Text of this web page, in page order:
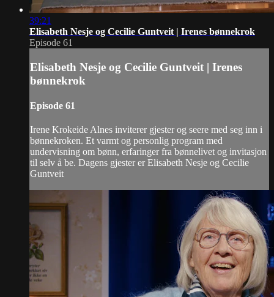
39:21
Elisabeth Nesje og Cecilie Guntveit | Irenes bønnekrok
Episode 61
Elisabeth Nesje og Cecilie Guntveit | Irenes
bønnekrok
Episode 61
Irene Krokeide Alnes inviterer gjester og seere med seg inn i
bønnekroken. Et varmt og personlig program med
undervisning om bønn, erfaringer fra bønnelivet og invitasjon
til selv å be. Dagens gjester er Elisabeth Nesje og Cecilie
Guntveit